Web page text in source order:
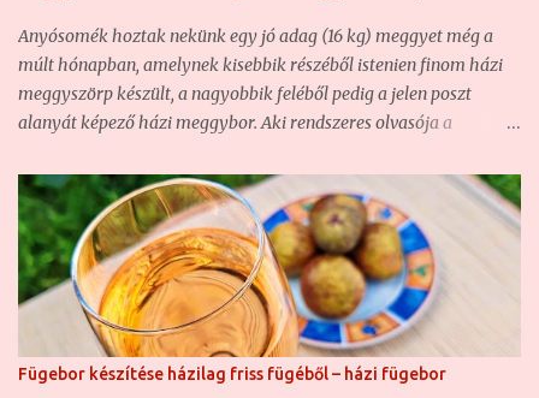
Anyósomék hoztak nekünk egy jó adag (16 kg) meggyet még a
múlt hónapban, amelynek kisebbik részéből istenien finom házi
meggyszörp készült, a nagyobbik feléből pedig a jelen poszt
alanyát képező házi meggybor. Aki rendszeres olvasója a
hiszen ha nem is túl sűrűn, de azért rendszeresen kísérletezgetünk
ezzel is. Olyannyira, hogy hasonló borunk már volt, csak éppen
vadgyümölcsből készült ( Vadcseresznye-sajmeggy házi bor –
csemegebor ) . Most szintén egy csemegebor volt a cél, mert sem
én, sem a feleségem nem szeretjük a száraz, savanyú borokat,
főképp nem, ha gyümölcsborról van szó. Ezért a mostani házi
meggyborunk is egy édes bor lett. Na nem sziruposan,
szájösszeragadósan édes, de mindenképpen közelebb áll az
Fügebor készítése házilag friss fügéből – házi fügebor